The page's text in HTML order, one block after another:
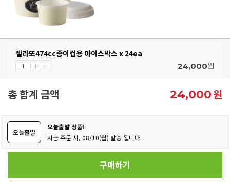
젤라또474cc종이컵용 아이스박스 x 24ea
24,000원
총 합계 금액 24,000원
오늘출발
오늘출발 상품!
지금 주문 시, 08/10(월) 발송 됩니다.
구매하기